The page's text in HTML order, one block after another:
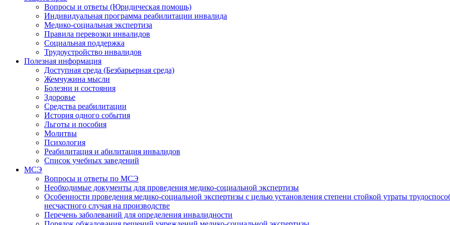
Вопросы и ответы (Юридическая помощь)
Индивидуальная программа реабилитации инвалида
Медико-социальная экспертиза
Правила перевозки инвалидов
Социальная поддержка
Трудоустройство инвалидов
Полезная информация
Доступная среда (Безбарьерная среда)
Жемчужина мысли
Болезни и состояния
Здоровье
Средства реабилитации
История одного события
Льготы и пособия
Молитвы
Психология
Реабилитация и абилитация инвалидов
Список учебных заведений
МСЭ
Вопросы и ответы по МСЭ
Необходимые документы для проведения медико-социальной экспертизы
Особенности проведения медико-социальной экспертизы с целью установления степени стойкой утраты
несчастного случая на производстве
Перечень заболеваний для определения инвалидности